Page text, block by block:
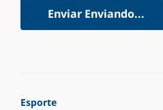
Enviar Enviando...
Esporte